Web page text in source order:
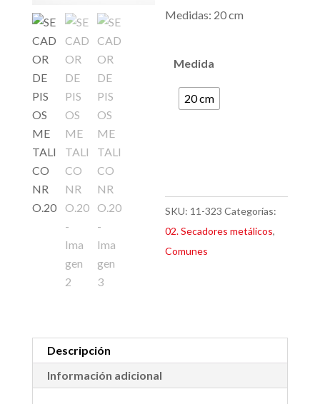
Medidas: 20 cm
Medida
20 cm
SKU: 11-323 Categorías:
02. Secadores metálicos,
Comunes
Descripción
Información adicional